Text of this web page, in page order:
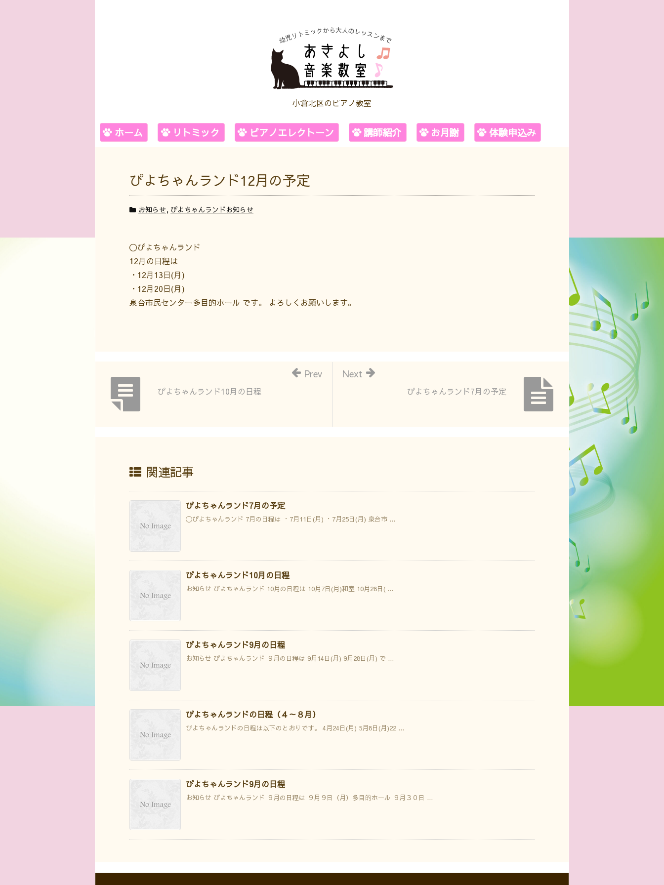
小倉北区のピアノ教室
ホーム リトミック ピアノエレクトーン 講師紹介 お月謝 体験申込み
ぴよちゃんランド12月の予定
お知らせ, ぴよちゃんランドお知らせ
〇ぴよちゃんランド
12月の日程は
・12月13日(月)
・12月20日(月)
泉台市民センター多目的ホール です。 よろしくお願いします。
ぴよちゃんランド7月の予定
Next
ぴよちゃんランド10月の日程
Prev
関連記事
ぴよちゃんランド7月の予定
〇ぴよちゃんランド 7月の日程は ・7月11日(月) ・7月25日(月) 泉台市 ...
ぴよちゃんランド10月の日程
お知らせ ぴよちゃんランド 10月の日程は 10月7日(月)和室 10月28日( ...
ぴよちゃんランド9月の日程
お知らせ ぴよちゃんランド ９月の日程は 9月14日(月) 9月28日(月) で ...
ぴよちゃんランドの日程（４～８月）
ぴよちゃんランドの日程は以下のとおりです。 4月24日(月) 5月8日(月)22 ...
ぴよちゃんランド9月の日程
お知らせ ぴよちゃんランド ９月の日程は ９月９日（月）多目的ホール ９月３０日 ...